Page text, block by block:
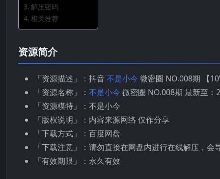
解压密码
相关推荐
资源简介
「资源描述」：抖音不是小今 微密圈 NO.008期 【
「资源名称」： 不是小今 微密圈 NO.008期 最新至：
「资源模特」：不是小今
「版权说明」：内容来源网络 仅作分享
「下载方式」：百度网盘
「下载注意」：请勿直接在网盘内进行在线解压，
「有效期限」：永久有效